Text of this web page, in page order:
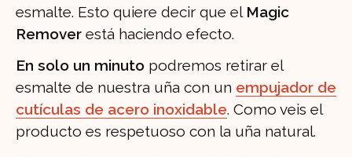
esmalte. Esto quiere decir que el Magic
Remover está haciendo efecto.
En solo un minuto podremos retirar el
esmalte de nuestra uña con un empujador de
cutículas de acero inoxidable. Como veis el
producto es respetuoso con la uña natural.